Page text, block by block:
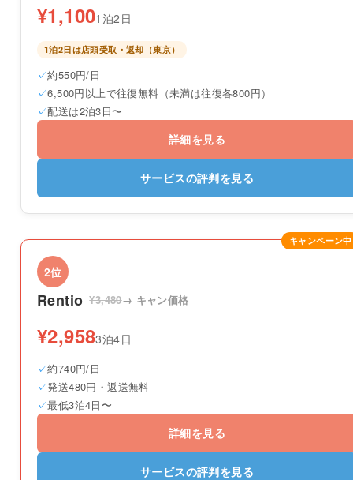
¥1,1001泊2日
1泊2日は店頭受取・返却（東京）
約550円/日
6,500円以上で往復無料（未満は往復各800円）
配送は2泊3日〜
詳細を見る
サービスの評判を見る
キャンペーン中
2位
Rentio ¥3,480→ キャン価格
¥2,9583泊4日
約740円/日
発送480円・返送無料
最低3泊4日〜
詳細を見る
サービスの評判を見る